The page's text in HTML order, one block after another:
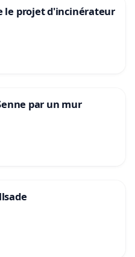
le projet d'incinérateur
par un mur